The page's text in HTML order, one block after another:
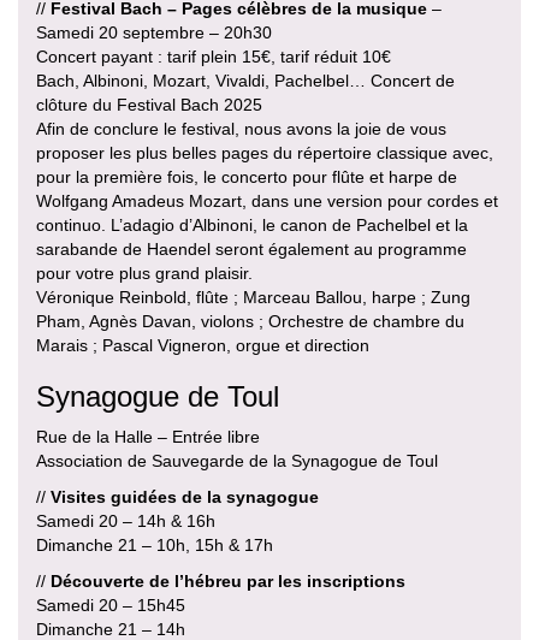
// Festival Bach – Pages célèbres de la musique –
Samedi 20 septembre – 20h30
Concert payant : tarif plein 15€, tarif réduit 10€
Bach, Albinoni, Mozart, Vivaldi, Pachelbel… Concert de
clôture du Festival Bach 2025
Afin de conclure le festival, nous avons la joie de vous
proposer les plus belles pages du répertoire classique avec,
pour la première fois, le concerto pour flûte et harpe de
Wolfgang Amadeus Mozart, dans une version pour cordes et
continuo. L’adagio d’Albinoni, le canon de Pachelbel et la
sarabande de Haendel seront également au programme
pour votre plus grand plaisir.
Véronique Reinbold, flûte ; Marceau Ballou, harpe ; Zung
Pham, Agnès Davan, violons ; Orchestre de chambre du
Marais ; Pascal Vigneron, orgue et direction
Synagogue de Toul
Rue de la Halle – Entrée libre
Association de Sauvegarde de la Synagogue de Toul
// Visites guidées de la synagogue
Samedi 20 – 14h & 16h
Dimanche 21 – 10h, 15h & 17h
// Découverte de l’hébreu par les inscriptions
Samedi 20 – 15h45
Dimanche 21 – 14h